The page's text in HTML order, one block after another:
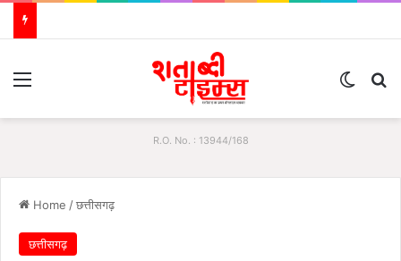
R.O. No. : 13944/168
Home /छत्तीसगढ़
छत्तीसगढ़